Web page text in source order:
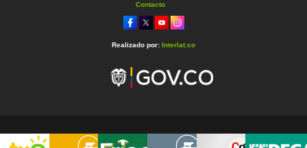
Contacto
Realizado por: Interlat.co